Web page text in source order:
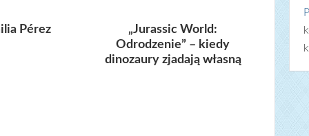
Pérez
„Jurassic World:
Odrodzenie” – kiedy
dinozaury zjadają własną